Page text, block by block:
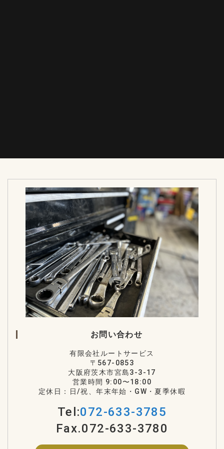
お問い合わせ
有限会社ルートサービス
〒567-0853
大阪府茨木市宮島3-3-17
営業時間 9:00〜18:00
定休日：日/祝、年末年始・GW・夏季休暇
Tel:072-633-3785
Fax.072-633-3780